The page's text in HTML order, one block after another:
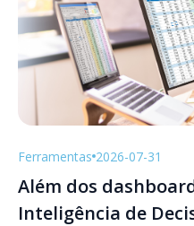
Ferramentas 2026-07-31
Além dos
Inteligência de